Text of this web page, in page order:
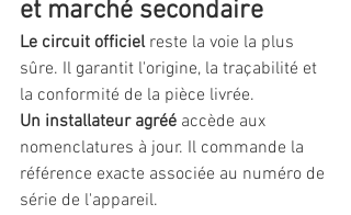
et marché secondaire
Le circuit officiel reste la voie la plus
sûre. Il garantit l'origine, la traçabilité et
la conformité de la pièce livrée.
Un installateur agréé accède aux
nomenclatures à jour. Il commande la
référence exacte associée au numéro de
série de l'appareil.